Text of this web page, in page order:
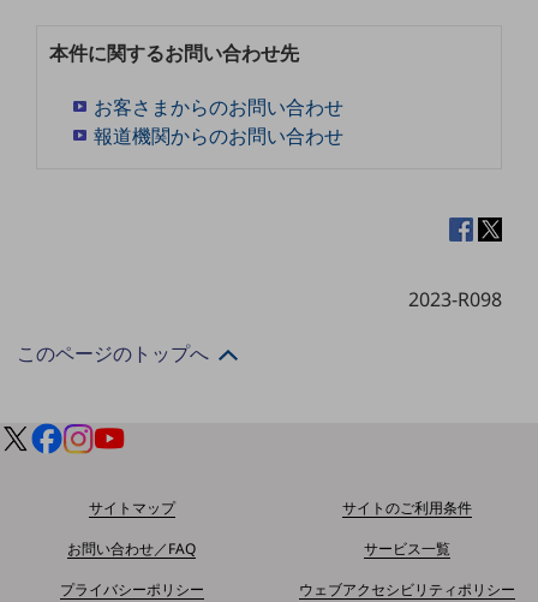
経営情報
経営情報TOP
採用情報TOP
経験者採用
広告・協賛
本件に関するお問い合わせ先
お客さまからのお問い合わせ
報道機関からのお問い合わせ
2023-R098
このページのトップへ
サイトマップ
サイトのご利用条件
お問い合わせ／FAQ
サービス一覧
プライバシーポリシー
ウェブアクセシビリティポリシー